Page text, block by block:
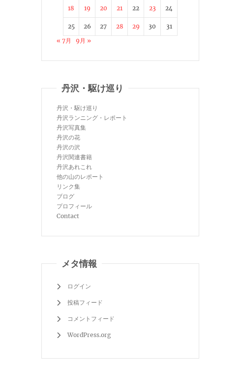
18 19 20 21 22 23 24
25 26 27 28 29 30
31
« 7月
9月 »
丹沢・駆け巡り
丹沢・駆け巡り
丹沢ランニング・レポート
丹沢写真集
丹沢の花
丹沢の沢
丹沢関連書籍
丹沢あれこれ
他の山のレポート
リンク集
ブログ
プロフィール
Contact
メタ情報
ログイン
投稿フィード
コメントフィード
WordPress.org